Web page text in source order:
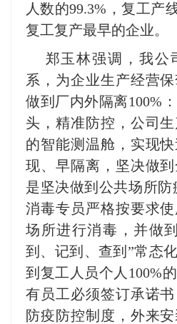
人数的99.3%，复工产
复工复产最早的企业。
郑玉林强调，我公
系，为企业生产经营
做到厂内外隔离100%
头，精准防控，公司
的智能测温舱，实现
现、早隔离，坚决做
是坚决做到公共场所防
消毒专员严格按要求
场所进行消毒，并做
到、记到、查到”常态
到复工人员个人100%
有员工必须签订承诺
防疫防控制度，外来